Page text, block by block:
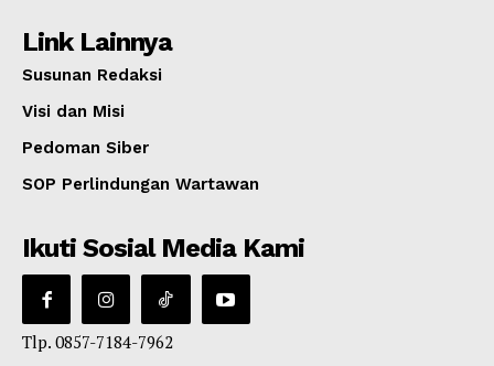
Link Lainnya
Susunan Redaksi
Visi dan Misi
Pedoman Siber
SOP Perlindungan Wartawan
Ikuti Sosial Media Kami
Tlp. 0857-7184-7962